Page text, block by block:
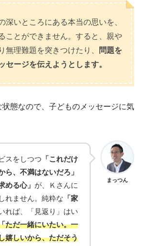
いところにある本当の思いを、
ことができません。すると、親や
無理難題を突きつけたり、
問題を
セージを伝えようとします。
態なので、子どものメッセージに気
まっつん
スをしつつ 「これだけ
ら、不満はないだろ」
める心」 が、Ｋさんに
れません。純粋な 「家
れば、「見返り」はい
ただ一緒にいたい。一
嬉しいから、ただそう